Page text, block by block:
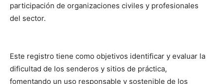
participación de organizaciones civiles y profesionales
del sector.
Este registro tiene como objetivos identificar y evaluar la
dificultad de los senderos y sitios de práctica,
fomentando un uso responsable y sostenible de los